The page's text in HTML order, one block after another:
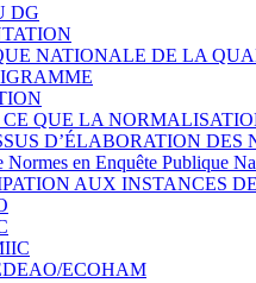
DG
NATIONALE DE LA
CE QUE LA
D’ÉLABORATION DES
Normes en Enquête Publique
AUX INSTANCES
ECOHAM